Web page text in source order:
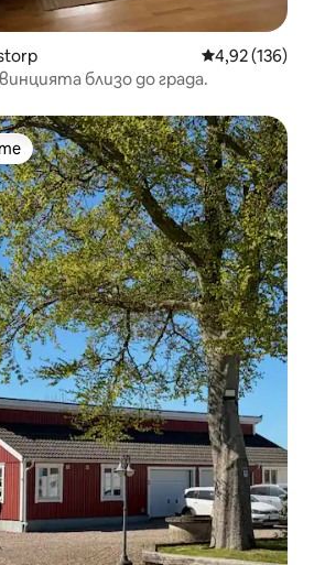
Средна
4,92 (136)
близо до града.
на гостите